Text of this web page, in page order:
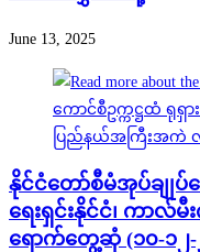
June 13, 2025
နိုင်ငံတော်စီမံအုပ်ချုပ်ရ
ရေးရှင်းနိုင်ငံ၊ ကာ
ရောက်တွေ့ဆုံ (၁၀-၁၂-